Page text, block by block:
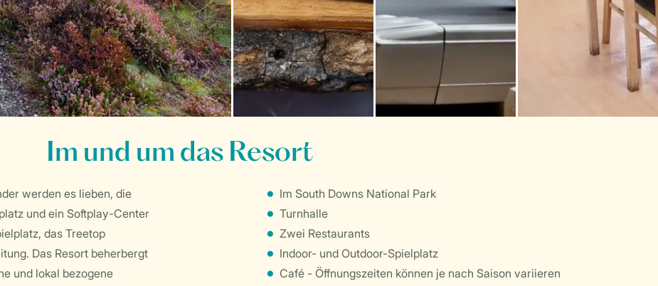
Im und um das Resort
werden es lieben, die
und ein Softplay-Center
das Treetop
Das Resort beherbergt
und lokal bezogene
Im South Downs National Park
Turnhalle
Zwei Restaurants
Indoor- und Outdoor-Spielplatz
Café - Öffnungszeiten können je nach Saison variieren